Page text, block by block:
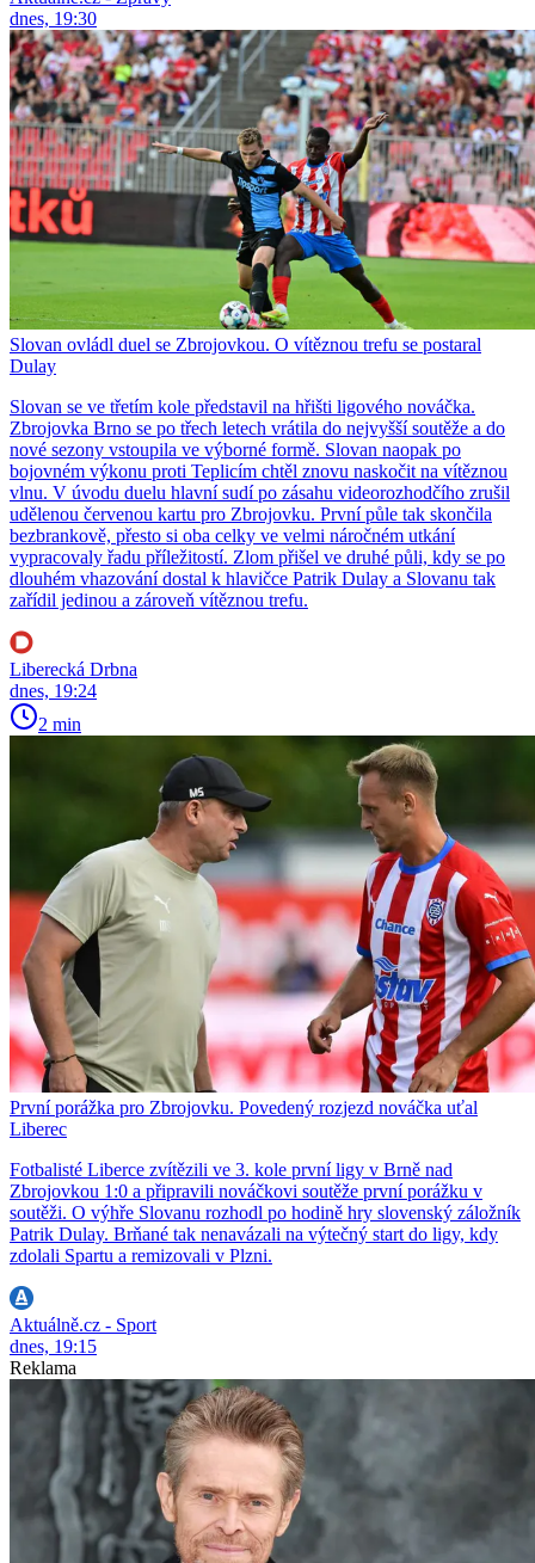
dnes, 19:30
Slovan ovládl duel se Zbrojovkou. O vítěznou trefu se postaral
Dulay
Slovan se ve třetím kole představil na hřišti ligového nováčka.
Zbrojovka Brno se po třech letech vrátila do nejvyšší soutěže a do
nové sezony vstoupila ve výborné formě. Slovan naopak po
bojovném výkonu proti Teplicím chtěl znovu naskočit na vítěznou
vlnu. V úvodu duelu hlavní sudí po zásahu videorozhodčího zrušil
udělenou červenou kartu pro Zbrojovku. První půle tak skončila
bezbrankově, přesto si oba celky ve velmi náročném utkání
vypracovaly řadu příležitostí. Zlom přišel ve druhé půli, kdy se po
dlouhém vhazování dostal k hlavičce Patrik Dulay a Slovanu tak
zařídil jedinou a zároveň vítěznou trefu.
Liberecká Drbna
dnes, 19:24
2 min
První porážka pro Zbrojovku. Povedený rozjezd nováčka uťal
Liberec
Fotbalisté Liberce zvítězili ve 3. kole první ligy v Brně nad
Zbrojovkou 1:0 a připravili nováčkovi soutěže první porážku v
soutěži. O výhře Slovanu rozhodl po hodině hry slovenský záložník
Patrik Dulay. Brňané tak nenavázali na výtečný start do ligy, kdy
zdolali Spartu a remizovali v Plzni.
Aktuálně.cz - Sport
dnes, 19:15
Reklama